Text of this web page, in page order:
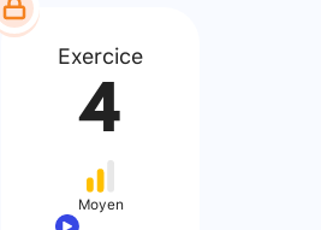
Exercice
4
Moyen